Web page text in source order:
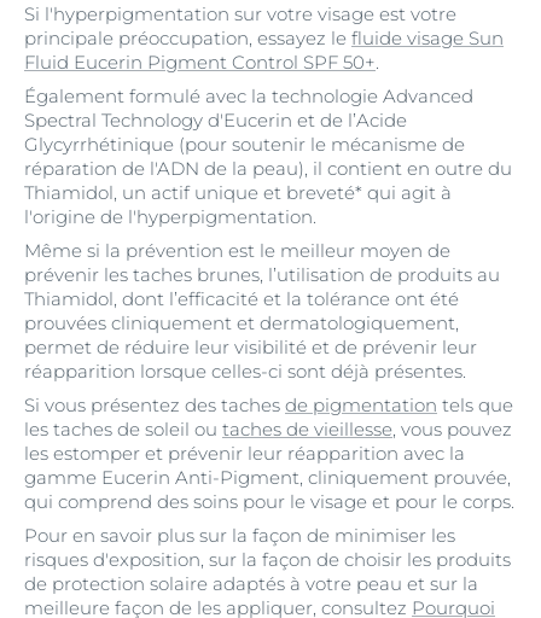
Si l'hyperpigmentation sur votre visage est votre
principale préoccupation, essayez le fluide visage Sun
Fluid Eucerin Pigment Control SPF 50+.
Également formulé avec la technologie Advanced
Spectral Technology d'Eucerin et de l’Acide
Glycyrrhétinique (pour soutenir le mécanisme de
réparation de l'ADN de la peau), il contient en outre du
Thiamidol, un actif unique et breveté* qui agit à
l'origine de l'hyperpigmentation.
Même si la prévention est le meilleur moyen de
prévenir les taches brunes, l’utilisation de produits au
Thiamidol, dont l’efficacité et la tolérance ont été
prouvées cliniquement et dermatologiquement,
permet de réduire leur visibilité et de prévenir leur
réapparition lorsque celles-ci sont déjà présentes.
Si vous présentez des taches de pigmentation tels que
les taches de soleil ou taches de vieillesse, vous pouvez
les estomper et prévenir leur réapparition avec la
gamme Eucerin Anti-Pigment, cliniquement prouvée,
qui comprend des soins pour le visage et pour le corps.
Pour en savoir plus sur la façon de minimiser les
risques d'exposition, sur la façon de choisir les produits
de protection solaire adaptés à votre peau et sur la
meilleure façon de les appliquer, consultez Pourquoi